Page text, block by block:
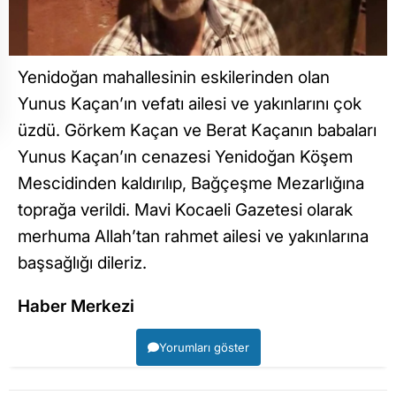
Yenidoğan mahallesinin eskilerinden olan
Yunus Kaçan’ın vefatı ailesi ve yakınlarını çok
üzdü. Görkem Kaçan ve Berat Kaçanın babaları
Yunus Kaçan’ın cenazesi Yenidoğan Köşem
Mescidinden kaldırılıp, Bağçeşme Mezarlığına
toprağa verildi. Mavi Kocaeli Gazetesi olarak
merhuma Allah’tan rahmet ailesi ve yakınlarına
başsağlığı dileriz.
Haber Merkezi
Yorumları göster